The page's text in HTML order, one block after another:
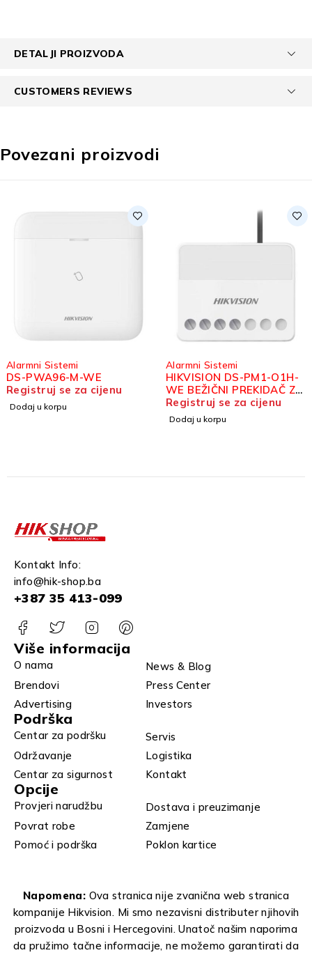
DETALJI PROIZVODA
CUSTOMERS REVIEWS
Povezani proizvodi
Alarmni Sistemi
DS-PWA96-M-WE
Registruj se za cijenu
Dodaj u korpu
Alarmni Sistemi
HIKVISION DS-PM1-O1H-
WE BEŽIČNI PREKIDAČ ZA
UPRAVLJANJE
Registruj se za cijenu
Dodaj u korpu
Kontakt Info:
info@hik-shop.ba
+387 35 413-099
Više informacija
O nama
News & Blog
Brendovi
Press Center
Advertising
Investors
Podrška
Centar za podršku
Servis
Održavanje
Logistika
Centar za sigurnost
Kontakt
Opcije
Provjeri narudžbu
Dostava i preuzimanje
Povrat robe
Zamjene
Pomoć i podrška
Poklon kartice
Napomena: Ova stranica nije zvanična web stranica
kompanije Hikvision. Mi smo nezavisni distributer njihovih
proizvoda u Bosni i Hercegovini. Unatoč našim naporima
da pružimo tačne informacije, ne možemo garantirati da